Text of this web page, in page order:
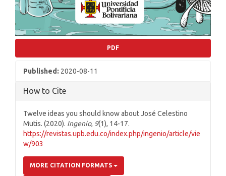
PDF
Published: 2020-08-11
How to Cite
Twelve ideas you should know about José Celestino
Mutis. (2020). Ingenio, 9(1), 14-17.
https://revistas.upb.edu.co/index.php/ingenio/article/vie
w/903
MORE CITATION FORMATS